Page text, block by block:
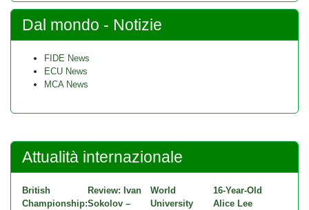
Dal mondo - Notizie
FIDE News
ECU News
MCA News
Attualità internazionale
British
Championship:
Review: Ivan
Sokolov –
World
University
16-Year-Old
Alice Lee